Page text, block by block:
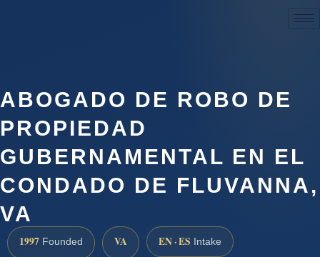
ABOGADO DE ROBO DE
PROPIEDAD
GUBERNAMENTAL EN EL
CONDADO DE FLUVANNA,
VA
1997 Founded VA EN · ES Intake